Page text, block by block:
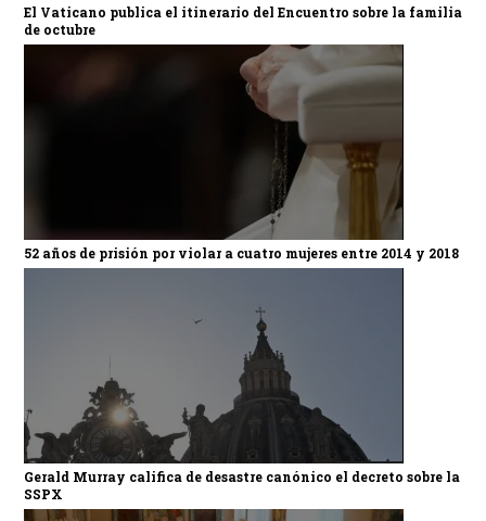
El Vaticano publica el itinerario del Encuentro sobre la familia
de octubre
52 años de prisión por violar a cuatro mujeres entre 2014 y 2018
Gerald Murray califica de desastre canónico el decreto sobre la
SSPX